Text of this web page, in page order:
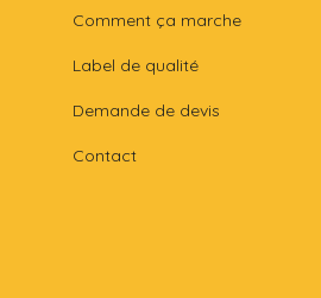
Comment ça marche
Label de qualité
Demande de devis
Contact